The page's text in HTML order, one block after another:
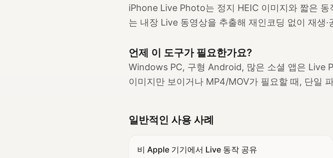
iPhone Live Photo는 정지 HEIC 이미지와 짧은
는 내장 Live 동영상을 추출해 재인코딩 없이 재생·
언제 이 도구가 필요한가요?
Windows PC, 구형 Android, 많은 소셜 앱은 Live
이미지만 보이거나 MP4/MOV가 필요할 때, 단일
일반적인 사용 사례
비 Apple 기기에서 Live 동작 공유